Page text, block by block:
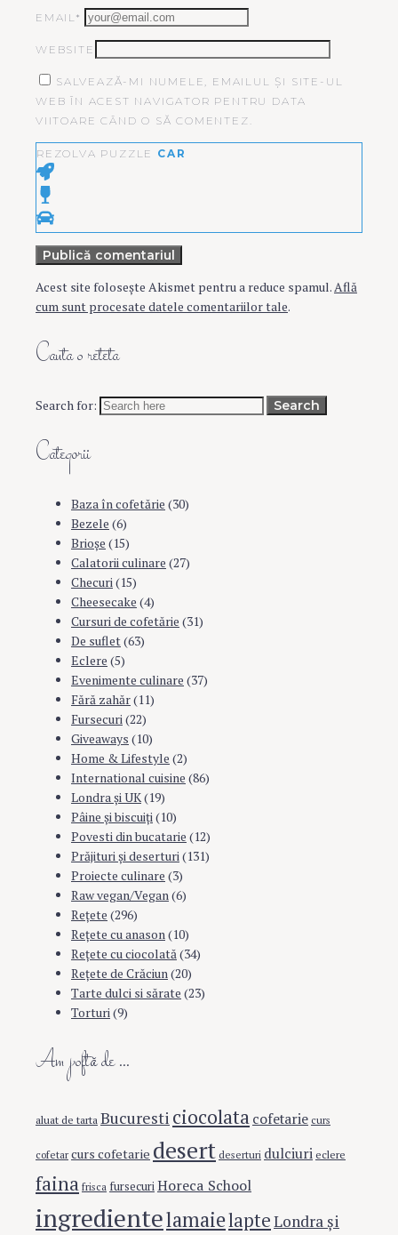
EMAIL*
WEBSITE
SALVEAZĂ-MI NUMELE, EMAILUL ȘI SITE-UL
WEB ÎN ACEST NAVIGATOR PENTRU DATA
VIITOARE CÂND O SĂ COMENTEZ.
REZOLVA PUZZLE CAR
Publică comentariul
Acest site folosește Akismet pentru a reduce spamul.Află
cum sunt procesate datele comentariilor tale.
Cauta o reteta
Search for: Search
Categorii
Baza în cofetărie (30)
Bezele (6)
Brioşe (15)
Calatorii culinare (27)
Checuri (15)
Cheesecake (4)
Cursuri de cofetărie (31)
De suflet (63)
Eclere (5)
Evenimente culinare (37)
Fără zahăr(11)
Fursecuri (22)
Giveaways (10)
Home & Lifestyle (2)
International cuisine (86)
Londra şi UK(19)
Pâine şi biscuiţi (10)
Povesti din bucatarie (12)
Prăjituri şi deserturi (131)
Proiecte culinare (3)
Raw vegan/Vegan (6)
Rețete (296)
Reţete cu anason (10)
Reţete cu ciocolată (34)
Reţete de Crăciun (20)
Tarte dulci si sărate (23)
Torturi (9)
Am poftă de …
aluat de tarta Bucuresti ciocolata cofetarie curs
cofetar curs cofetarie desert deserturi dulciuri eclere
faina frisca fursecuri Horeca School
ingredientelamaielapteLondra şi